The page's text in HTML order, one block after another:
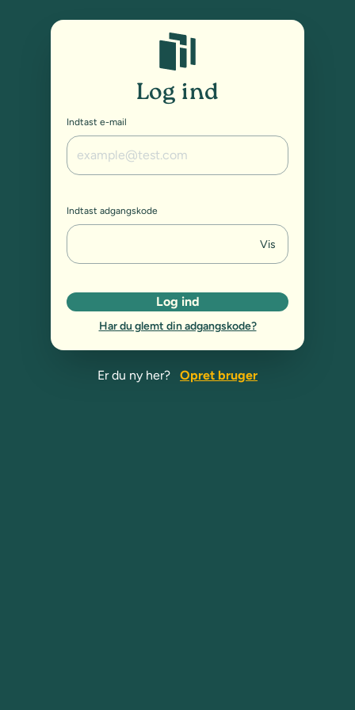
Log ind
Indtast e-mail
Indtast adgangskode
Vis
Log ind
Har du glemt din adgangskode?
Er du ny her? Opret bruger